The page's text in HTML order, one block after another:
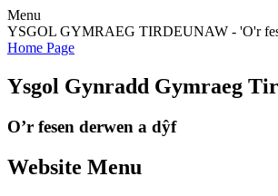
Menu
YSGOL GYMRAEG TIRDEUNAW - 'O'r
Home Page
Ysgol Gynradd Gymraeg
O’r fesen derwen a dŷf
Website Menu